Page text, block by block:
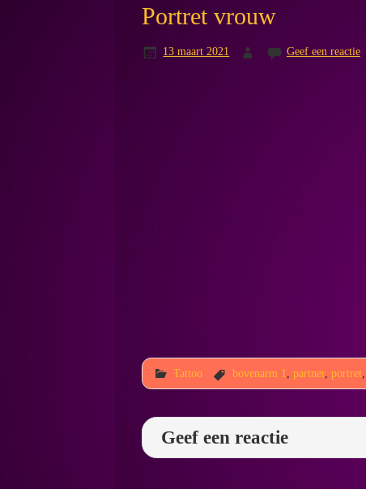
Portret vrouw
13 maart 2021 Geef een reactie
Tattoo bovenarm 1 partner, portret
Geef een reactie